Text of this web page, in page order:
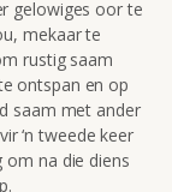
gelowiges oor te
mekaar te
rustig saam
ontspan en op
saam met ander
‘n tweede keer
om na die diens